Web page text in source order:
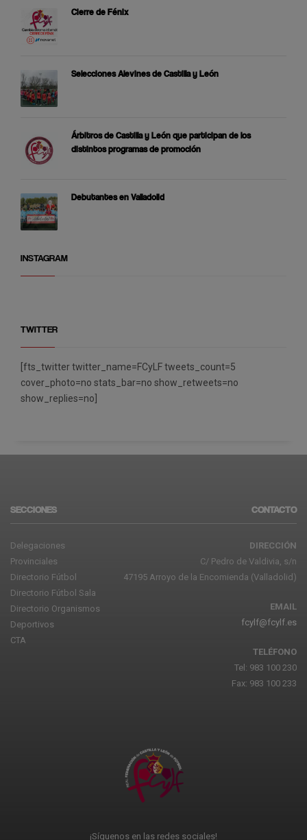
Cierre de Fénix
Selecciones Alevines de Castilla y León
Árbitros de Castilla y León que participan de los
distintos programas de promoción
Debutantes en Valladolid
INSTAGRAM
TWITTER
[fts_twitter twitter_name=FCyLF tweets_count=5
cover_photo=no stats_bar=no show_retweets=no
show_replies=no]
SECCIONES
Delegaciones
Provinciales
Directorio Fútbol
Directorio Fútbol Sala
Directorio Organismos
Deportivos
CTA
CONTACTO
DIRECCIÓN
C/ Pedro de Valdivia, s/n
47195 Arroyo de la Encomienda (Valladolid)
EMAIL
fcylf@fcylf.es
TELÉFONO
Tel: 983 100 230
Fax: 983 100 233
¡Síguenos en las redes sociales!